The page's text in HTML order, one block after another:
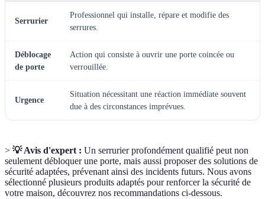
Serrurier
Professionnel qui installe, répare et modifie des
serrures.
Déblocage
de porte
Action qui consiste à ouvrir une porte coincée ou
verrouillée.
Urgence
Situation nécessitant une réaction immédiate souvent
due à des circonstances imprévues.
> 💡 Avis d'expert : Un serrurier profondément qualifié peut non
seulement débloquer une porte, mais aussi proposer des solutions de
sécurité adaptées, prévenant ainsi des incidents futurs. Nous avons
sélectionné plusieurs produits adaptés pour renforcer la sécurité de
votre maison, découvrez nos recommandations ci-dessous.